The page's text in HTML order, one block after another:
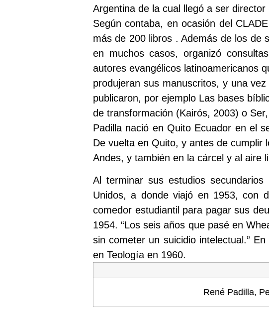
Argentina de la cual llegó a ser director
Según contaba, en ocasión del
más de 200 libros . Además de los de
en muchos casos, organizó
autores evangélicos latinoamericanos
produjeran sus manuscritos, y una
publicaron, por ejemplo Las bases
de transformación (Kairós, 2003) o
Padilla nació en Quito Ecuador en el
De vuelta en Quito, y antes de cumplir
Andes, y también en la cárcel y al aire
Al terminar sus estudios
Unidos, a donde viajó en 1953, con
comedor estudiantil para pagar sus
1954. “Los seis años que pasé en
sin cometer un suicidio intelectual.”
en Teología en 1960.
René Padilla,